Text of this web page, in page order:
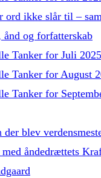
ord ikke slår til –
og forfatterskab
Tanker for Juli 2025
Tanker for August
Tanker for
der blev
med åndedrættets